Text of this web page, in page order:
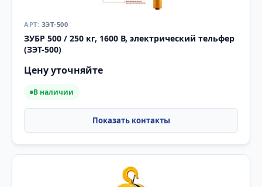
ЗЭТ-500
ЗУБР 500 / 250 кг, 1600 В, электрический тельфер
(ЗЭТ-500)
Цену уточняйте
В наличии